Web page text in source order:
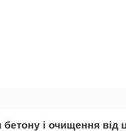
і очищення від